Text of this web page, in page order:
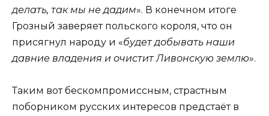
делать, так мы не дадим». В конечном итоге
Грозный заверяет польского короля, что он
присягнул народу и «будет добывать наши
давние владения и очистит Ливонскую землю».
Таким вот бескомпромиссным, страстным
поборником русских интересов предстаёт в